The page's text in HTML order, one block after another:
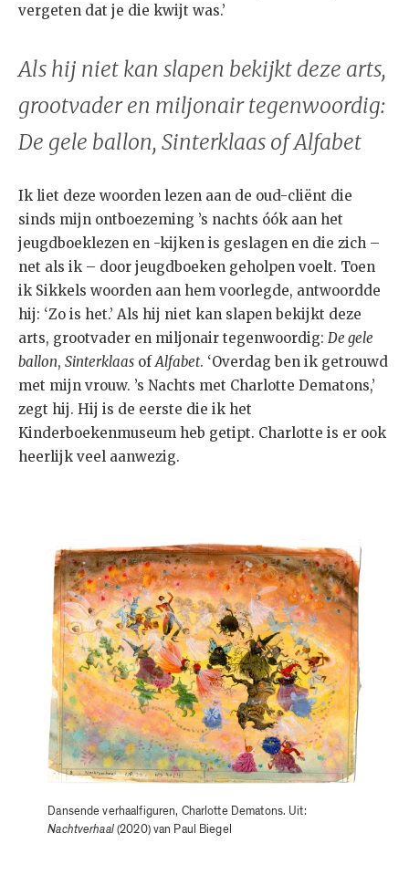
vergeten dat je die kwijt was.’
Als hij niet kan slapen bekijkt deze arts,
grootvader en miljonair tegenwoordig:
De gele ballon, Sinterklaas of Alfabet
Ik liet deze woorden lezen aan de oud-cliënt die
sinds mijn ontboezeming ’s nachts óók aan het
jeugdboeklezen en -kijken is geslagen en die zich –
net als ik – door jeugdboeken geholpen voelt. Toen
ik Sikkels woorden aan hem voorlegde, antwoordde
hij: ‘Zo is het.’ Als hij niet kan slapen bekijkt deze
arts, grootvader en miljonair tegenwoordig: De gele
ballon, Sinterklaas ofAlfabet. ‘Overdag ben ik getrouwd
met mijn vrouw. ’s Nachts met Charlotte Dematons,’
zegt hij. Hij is de eerste die ik het
Kinderboekenmuseum heb getipt. Charlotte is er ook
heerlijk veel aanwezig.
Dansende verhaalfiguren, Charlotte Dematons. Uit:
Nachtverhaal(2020) van Paul Biegel